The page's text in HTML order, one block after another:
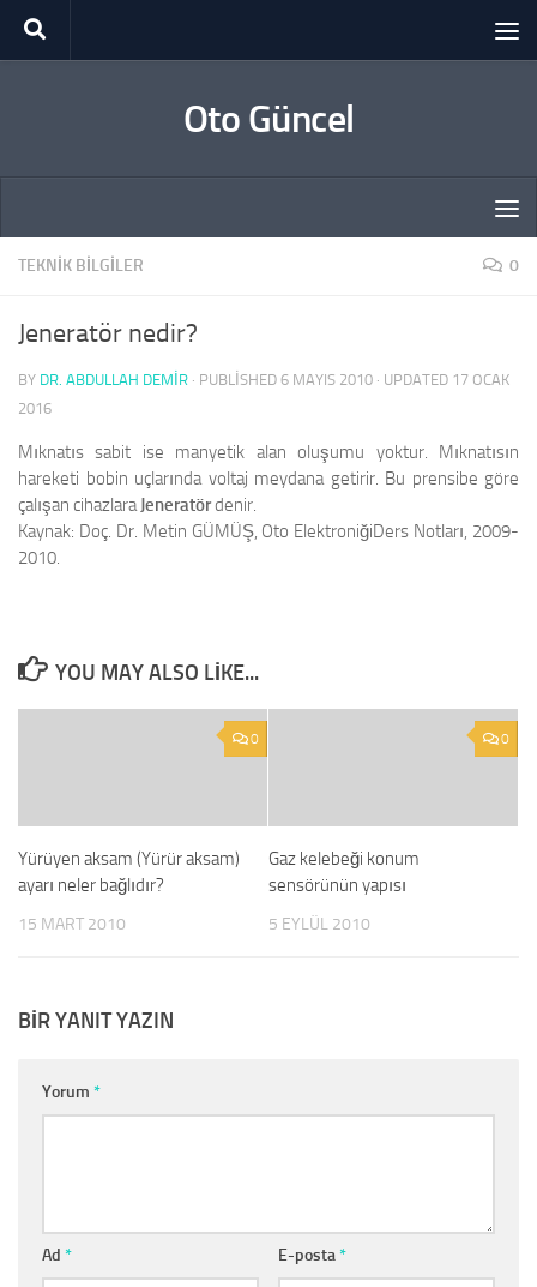
Skip to content
Oto Güncel
TEKNIK BILGILER 0
Jeneratör nedir?
BY DR. ABDULLAH DEMİR · PUBLISHED 6 MAYIS 2010 · UPDATED 17 OCAK
2016
Mıknatıs sabit ise manyetik alan oluşumu yoktur. Mıknatısın
hareketi bobin uçlarında voltaj meydana getirir. Bu prensibe göre
çalışan cihazlaraJeneratördenir.
Kaynak: Doç. Dr. Metin GÜMÜŞ, Oto ElektroniğiDers Notları, 2009-
2010.
YOU MAY ALSO LIKE...
0
Yürüyen aksam (Yürür aksam)
ayarı neler bağlıdır?
15 MART 2010
0
Gaz kelebeği konum
sensörünün yapısı
5 EYLÜL 2010
BIR YANIT YAZIN
Yorum *
Ad * E-posta*